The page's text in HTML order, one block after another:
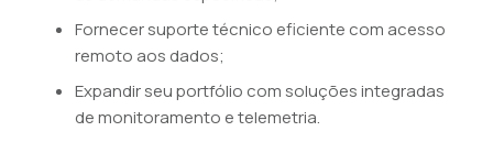
Fornecer suporte técnico eficiente com acesso
remoto aos dados;
Expandir seu portfólio com soluções integradas
de monitoramento e telemetria.